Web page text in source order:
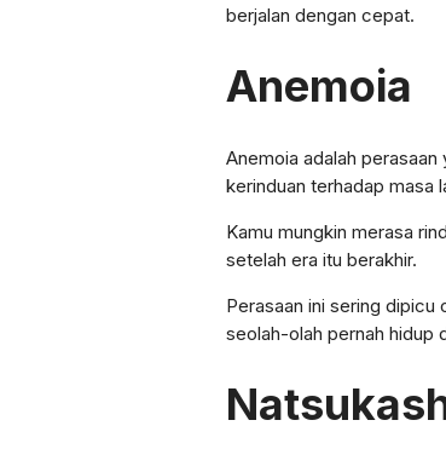
berjalan dengan cepat.
Anemoia
Anemoia adalah perasaan
kerinduan terhadap masa
Kamu mungkin merasa
setelah era itu berakhir.
Perasaan ini sering dipicu
seolah-olah pernah hidup